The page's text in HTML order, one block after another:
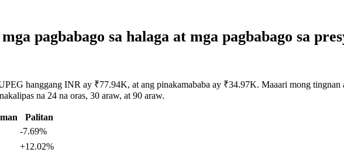
pagbabago sa halaga at mga pagbabago sa
hanggang INR ay ₹77.94K, at ang pinakamababa ay ₹34.97K. Maaari mong tingnan
na 24 na oras, 30 araw, at 90 araw.
Palitan
-7.69%
+12.02%